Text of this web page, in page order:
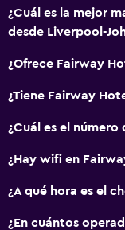
¿Cuál es la mejor
desde Liverpool-
¿Ofrece Fairway
¿Tiene Fairway
¿Cuál es el
¿Hay wifi en
¿A qué hora es el
¿En cuántos